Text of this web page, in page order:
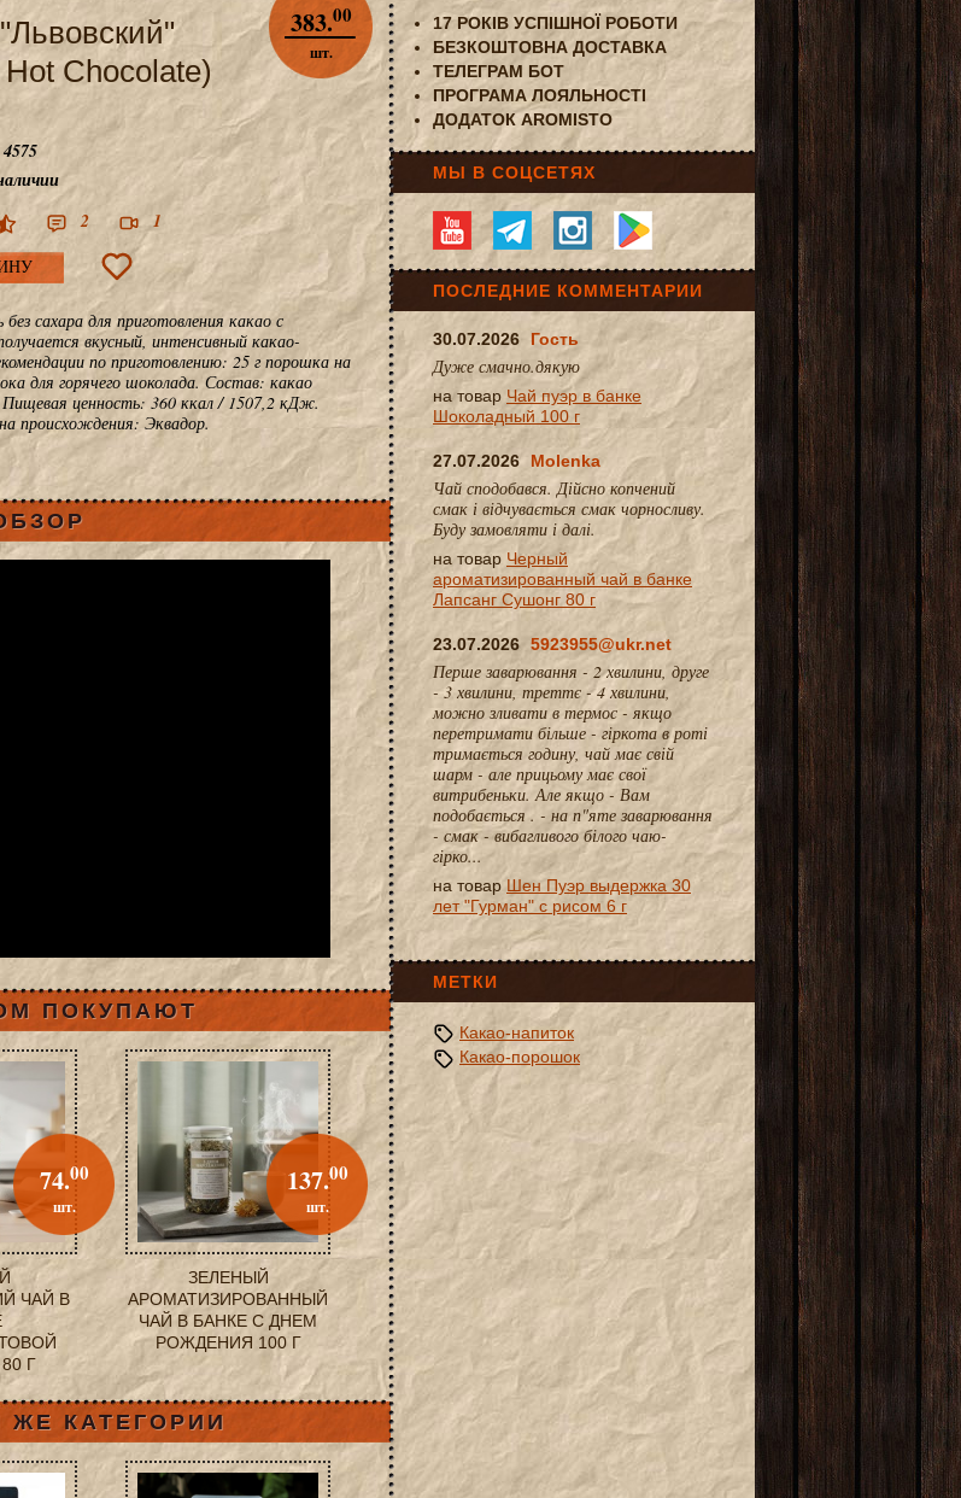
Hot Chocolate)
383.00
шт.
4575
2
1
сахара для приготовления какао с
вкусный, интенсивный какао-
по приготовлению: 25 г порошка на
для горячего шоколада. Состав: какао
ценность: 360 ккал / 1507,2 кДж.
происхождения: Эквадор.
ПОКУПАЮТ
ЧАЙ В
Г
74.00
шт.
ЗЕЛЕНЫЙ
АРОМАТИЗИРОВАННЫЙ
ЧАЙ В БАНКЕ С ДНЕМ
РОЖДЕНИЯ 100 Г
137.00
шт.
КАТЕГОРИИ
17 РОКІВ УСПІШНОЇ РОБОТИ
БЕЗКОШТОВНА ДОСТАВКА
ТЕЛЕГРАМ БОТ
ПРОГРАМА ЛОЯЛЬНОСТІ
ДОДАТОК AROMISTO
МЫ В СОЦСЕТЯХ
ПОСЛЕДНИЕ КОММЕНТАРИИ
30.07.2026 Гость
Дуже смачно.дякую
на товар Чай пуэр в банке
Шоколадный 100 г
27.07.2026 Molenka
Чай сподобався. Дійсно копчений
смак і відчувається смак чорносливу.
Буду замовляти і далі.
на товар Черный
ароматизированный чай в банке
Лапсанг Сушонг 80 г
23.07.2026 5923955@ukr.net
Перше заварювання - 2 хвилини, друге
- 3 хвилини, треттє - 4 хвилини,
можно зливати в термос - якщо
перетримати більше - гіркота в роті
тримається годину, чай має свій
шарм - але прицьому має свої
витрибеньки. Але якщо - Вам
подобається . - на п"яте заварювання
- смак - вибагливого білого чаю-
гірко...
на товар Шен Пуэр выдержка 30
лет "Гурман" с рисом 6 г
МЕТКИ
Какао-напиток
Какао-порошок